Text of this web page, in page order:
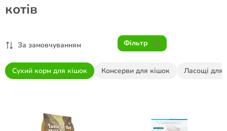
котів
За замовчуванням Фільтр
Сухий корм для кішок Консерви для кішок Ласощі для